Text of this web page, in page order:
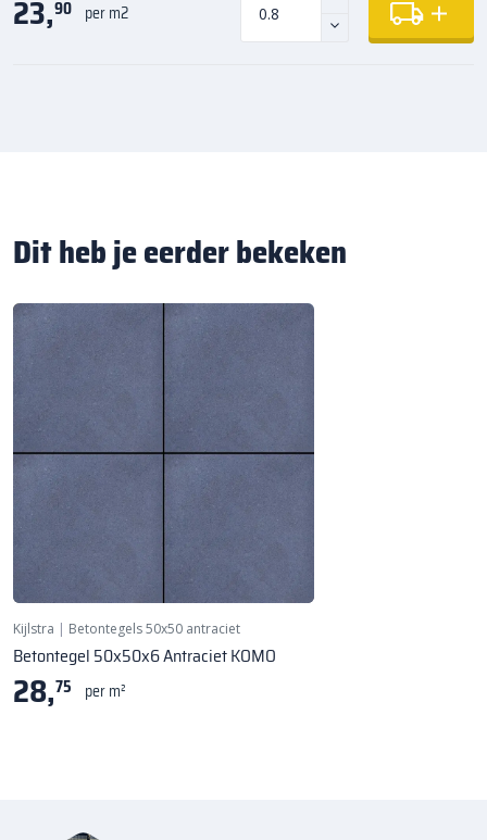
23,90 per m2
Dit heb je eerder bekeken
Kijlstra | Betontegels 50x50 antraciet
Betontegel 50x50x6 Antraciet KOMO
28,75 per m²